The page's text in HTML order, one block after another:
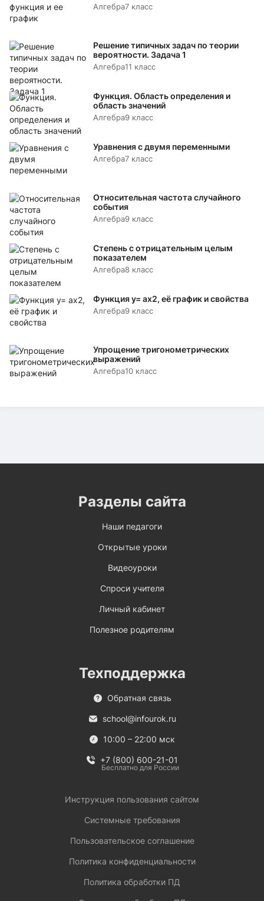
Алгебра7 класс
Решение типичных задач по теории
вероятности. Задача 1
Алгебра11 класс
Функция. Область определения и
область значений
Алгебра9 класс
Уравнения с двумя переменными
Алгебра7 класс
Относительная частота случайного
события
Алгебра9 класс
Степень с отрицательным целым
показателем
Алгебра8 класс
Функция y= аx2, её график и свойства
Алгебра9 класс
Упрощение тригонометрических
выражений
Алгебра10 класс
Разделы сайта
Наши педагоги
Открытые уроки
Видеоуроки
Спроси учителя
Личный кабинет
Полезное родителям
Техподдержка
Обратная связь
school@infourok.ru
10:00 – 22:00 мск
+7 (800) 600-21-01
Бесплатно для России
Инструкция пользования сайтом
Системные требования
Пользовательское соглашение
Политика конфиденциальности
Политика обработки ПД